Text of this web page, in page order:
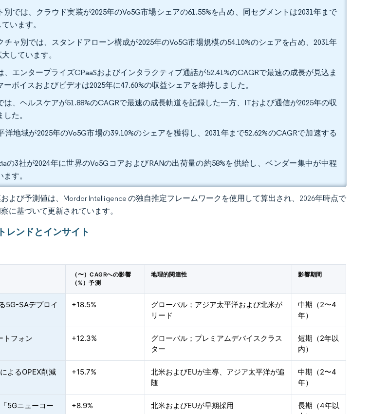
では、クラウド実装が2025年のVo5G市場シェアの61.55%を占め、同セグメントは2031年まで
います。
ャ別では、スタンドアローン構成が2025年のVo5G市場規模の54.10%のシェアを占め、2031年
しています。
エンタープライズCPaaSおよびインタラクティブ通話が52.41%のCAGRで最速の成長が見込ま
ボイスおよびビデオは2025年に47.60%の収益シェアを維持しました。
、ヘルスケアが51.88%のCAGRで最速の成長軌道を記録した一方、ITおよび通信が2025年の収
た。
地域が2025年のVo5G市場の39.10%のシェアを獲得し、2031年まで52.62%のCAGRで加速する
の3社が2024年に世界のVo5GコアおよびRANの出荷量の約58%を供給し、ベンダー集中が中程
す。
よび予測値は、Mordor Intelligence の独自推定フレームワークを使用して算出され、2026年時点で
に基づいて更新されています。
レンドとインサイト
（〜）CAGRへの影響
（%）予測
地理的関連性 影響期間
5G-SAデプロイ
+18.5%
グローバル；アジア太平洋および北米が
リード
中期（2〜4
年）
トフォン +12.3%
グローバル；プレミアムデバイスクラス
ター
短期（2年以
内）
よるOPEX削減 +15.7%
北米およびEUが主導、アジア太平洋が追
随
中期（2〜4
年）
5Gニューコー
+8.9% 北米およびEUが早期採用
長期（4年以